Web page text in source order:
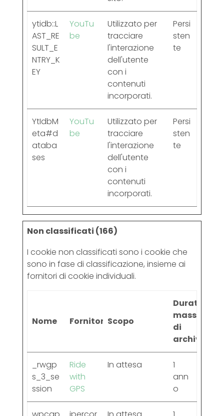
ytidb::L
AST_RE
SULT_E
NTRY_K
EY
YouTu
be
Utilizzato per
tracciare
l'interazione
dell'utente
con i
contenuti
incorporati.
Persi
sten
te
YtIdbM
eta#d
ataba
ses
YouTu
be
Utilizzato per
tracciare
l'interazione
dell'utente
con i
contenuti
incorporati.
Persi
sten
te
Non classificati (166)
I cookie non classificati sono i cookie che
sono in fase di classificazione, insieme ai
fornitori di cookie individuali.
Nome FornitoreScopo
Durata
massima
di
_rwgp
s_3_se
ssion
Ride
with
GPS
In attesa
1
ann
o